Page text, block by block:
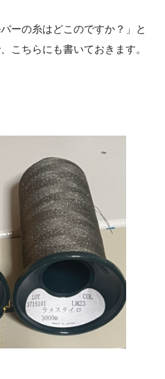
ーの糸はどこのですか？」と
こちらにも書いておきます。